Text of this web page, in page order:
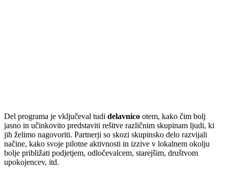
Del programa je vključeval tudi delavnico otem, kako čim bolj
jasno in učinkovito predstaviti rešitve različnim skupinam ljudi, ki
jih želimo nagovoriti. Partnerji so skozi skupinsko delo razvijali
načine, kako svoje pilotne aktivnosti in izzive v lokalnem okolju
bolje približati podjetjem, odločevalcem, starejšim, društvom
upokojencev, itd.